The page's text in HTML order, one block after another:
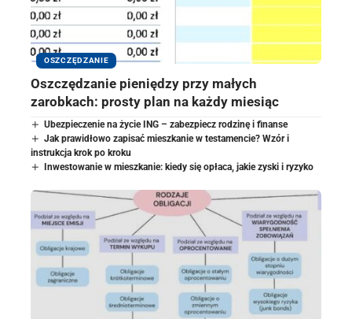
OSZCZĘDZANIE
Oszczędzanie pieniędzy przy małych
zarobkach: prosty plan na każdy miesiąc
Ubezpieczenie na życie ING – zabezpiecz rodzinę i finanse
Jak prawidłowo zapisać mieszkanie w testamencie? Wzór i
instrukcja krok po kroku
Inwestowanie w mieszkanie: kiedy się opłaca, jakie zyski i ryzyko